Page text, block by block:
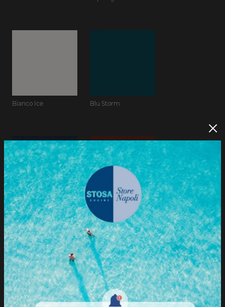
Bianco Ice Blu Storm
Blu Zaffiro Borgogna